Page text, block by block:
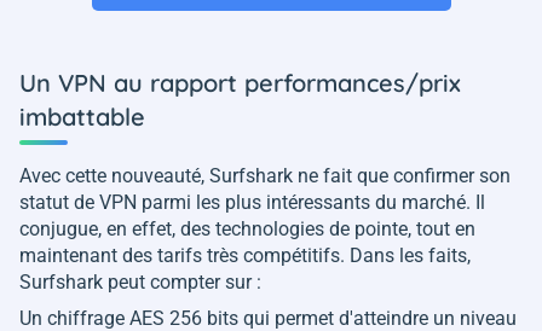
Un VPN au rapport performances/prix
imbattable
Avec cette nouveauté, Surfshark ne fait que confirmer son
statut de VPN parmi les plus intéressants du marché. Il
conjugue, en effet, des technologies de pointe, tout en
maintenant des tarifs très compétitifs. Dans les faits,
Surfshark peut compter sur :
Un chiffrage AES 256 bits qui permet d'atteindre un niveau